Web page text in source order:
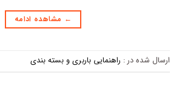
← مشاهده ادامه
ارسال شده در : راهنمایی باربری و بسته بندی